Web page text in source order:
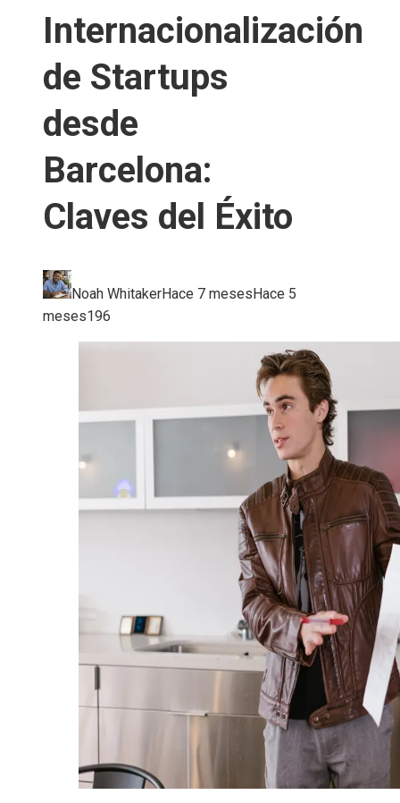
Internacionalización
de Startups
desde
Barcelona:
Claves del Éxito
Noah WhitakerHace 7 meses Hace 5
meses196